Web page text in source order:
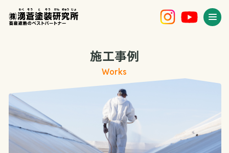
施工事例
Works